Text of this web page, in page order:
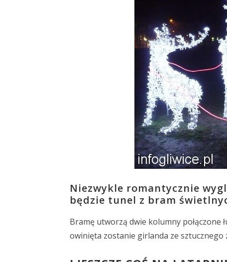
Niezwykle romantycznie
będzie tunel z bram
Bramę utworzą dwie kolumny połączone
owinięta zostanie girlanda ze